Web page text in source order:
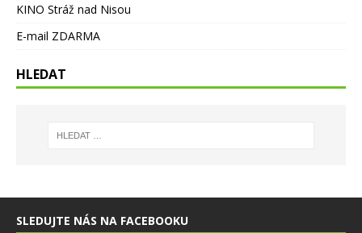
KINO Stráž nad Nisou
E-mail ZDARMA
HLEDAT
SLEDUJTE NÁS NA FACEBOOKU